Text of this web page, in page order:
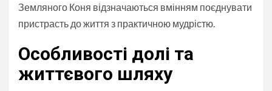
Земляного Коня відзначаються вмінням поєднувати
пристрасть до життя з практичною мудрістю.
Особливості долі та
життєвого шляху